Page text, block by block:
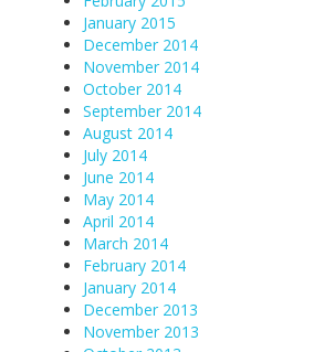
January 2015
December 2014
November 2014
October 2014
September 2014
August 2014
July 2014
June 2014
May 2014
April 2014
March 2014
February 2014
January 2014
December 2013
November 2013